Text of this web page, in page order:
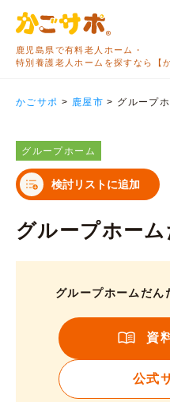
鹿児島県で有料老人ホーム・
特別養護老人ホームを探すなら【
かごサポ > 鹿屋市 > グループ
グループホーム
検討リストに追加
グループホー
グループホームだん
資
公式